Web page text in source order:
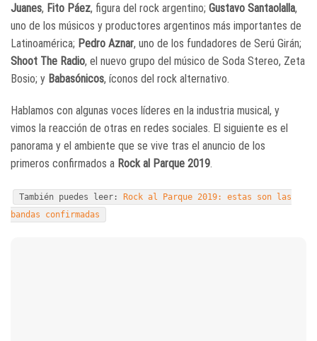
Juanes, Fito Páez, figura del rock argentino; Gustavo Santaolalla,
uno de los músicos y productores argentinos más importantes de
Latinoamérica; Pedro Aznar, uno de los fundadores de Serú Girán;
Shoot The Radio, el nuevo grupo del músico de Soda Stereo, Zeta
Bosio; y Babasónicos, íconos del rock alternativo.
Hablamos con algunas voces líderes en la industria musical, y
vimos la reacción de otras en redes sociales. El siguiente es el
panorama y el ambiente que se vive tras el anuncio de los
primeros confirmados a Rock al Parque 2019.
También puedes leer:
Rock al Parque 2019: estas son las
bandas confirmadas